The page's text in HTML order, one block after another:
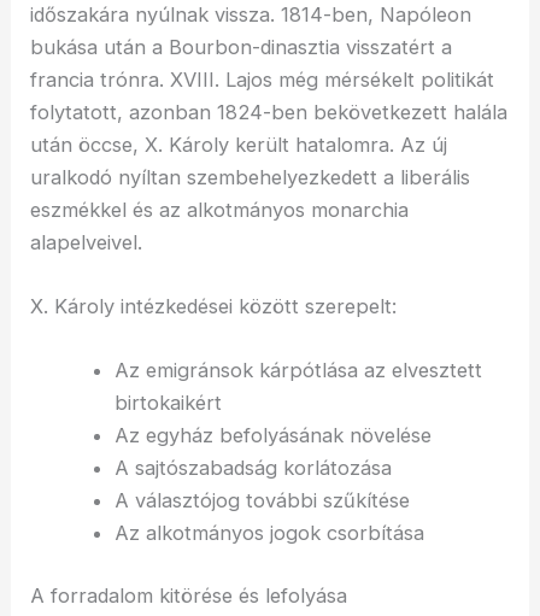
időszakára nyúlnak vissza. 1814-ben, Napóleon
bukása után a Bourbon-dinasztia visszatért a
francia trónra. XVIII. Lajos még mérsékelt politikát
folytatott, azonban 1824-ben bekövetkezett halála
után öccse, X. Károly került hatalomra. Az új
uralkodó nyíltan szembehelyezkedett a liberális
eszmékkel és az alkotmányos monarchia
alapelveivel.
X. Károly intézkedései között szerepelt:
Az emigránsok kárpótlása az elvesztett
birtokaikért
Az egyház befolyásának növelése
A sajtószabadság korlátozása
A választójog további szűkítése
Az alkotmányos jogok csorbítása
A forradalom kitörése és lefolyása